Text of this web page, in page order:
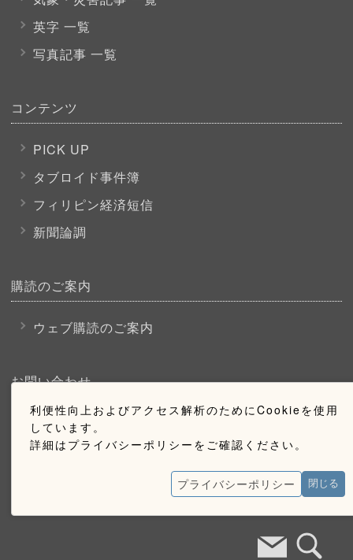
利便性向上およびアクセス解析のためにCookieを使用
しています。
詳細はプライバシーポリシーをご確認ください。
プライバシーポリシー 閉じる
英字 一覧
写真記事 一覧
コンテンツ
PICK UP
タブロイド事件簿
フィリピン経済短信
新聞論調
購読のご案内
ウェブ購読のご案内
お問い合わせ
採用情報
お問い合わせ